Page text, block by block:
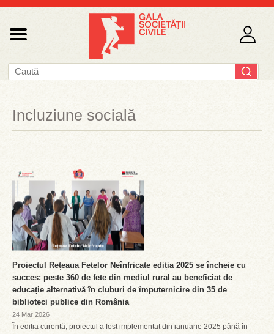
Incluziune socială
Proiectul Rețeaua Fetelor Neînfricate ediția 2025 se încheie cu
succes: peste 360 de fete din mediul rural au beneficiat de
educație alternativă în cluburi de împuternicire din 35 de
biblioteci publice din România
24 Mar 2026
În ediția curentă, proiectul a fost implementat din ianuarie 2025 până în